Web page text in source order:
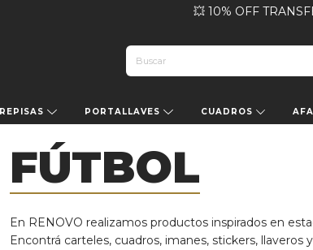
💥 10% OFF
REPISAS PORTALLAVES CUADROS
FÚTBOL
En RENOVO realizamos productos inspirados en
Encontrá carteles, cuadros, imanes, stickers,